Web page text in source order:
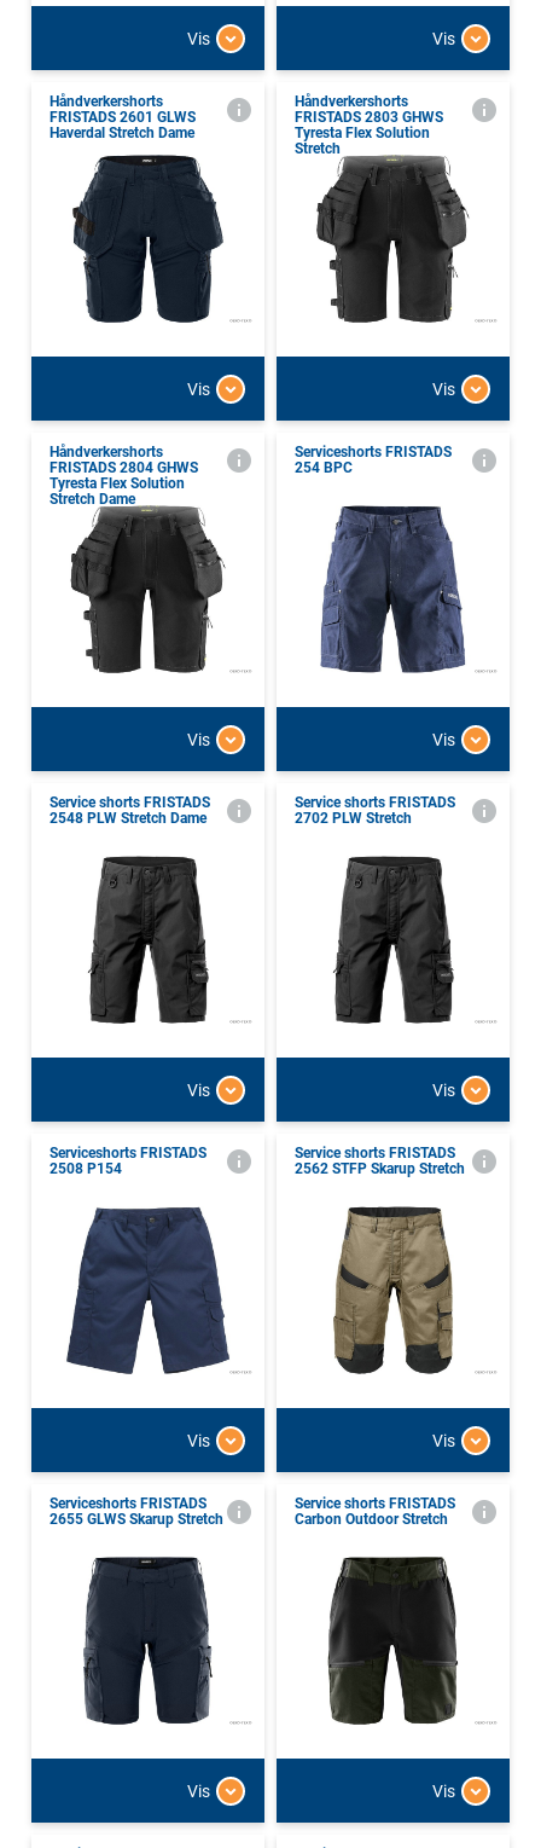
Vis Vis
Håndverkershorts
FRISTADS 2601 GLWS
Haverdal Stretch Dame
Vis
Håndverkershorts
FRISTADS 2803 GHWS
Tyresta Flex Solution
Stretch
Vis
Håndverkershorts
FRISTADS 2804 GHWS
Tyresta Flex Solution
Stretch Dame
Vis
Serviceshorts FRISTADS
254 BPC
Vis
Service shorts FRISTADS
2548 PLW Stretch Dame
Vis
Service shorts FRISTADS
2702 PLW Stretch
Vis
Serviceshorts FRISTADS
2508 P154
Vis
Service shorts FRISTADS
2562 STFP Skarup Stretch
Vis
Serviceshorts FRISTADS
2655 GLWS Skarup Stretch
Vis
Service shorts FRISTADS
Carbon Outdoor Stretch
Vis